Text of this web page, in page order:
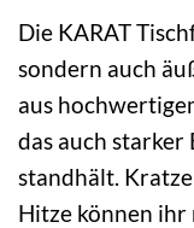
Die KARAT
sondern auch
aus
das auch
standhält.
Hitze können ihr